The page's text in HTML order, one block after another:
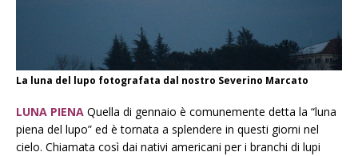
La luna del lupo fotografata dal nostro Severino Marcato
LUNA PIENA Quella di gennaio è comunemente detta la “luna
piena del lupo” ed è tornata a splendere in questi giorni nel
cielo. Chiamata così dai nativi americani per i branchi di lupi